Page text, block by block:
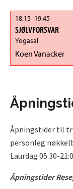
Åpningstider til
personleg
Laurdag 05:30-
Åpningstider